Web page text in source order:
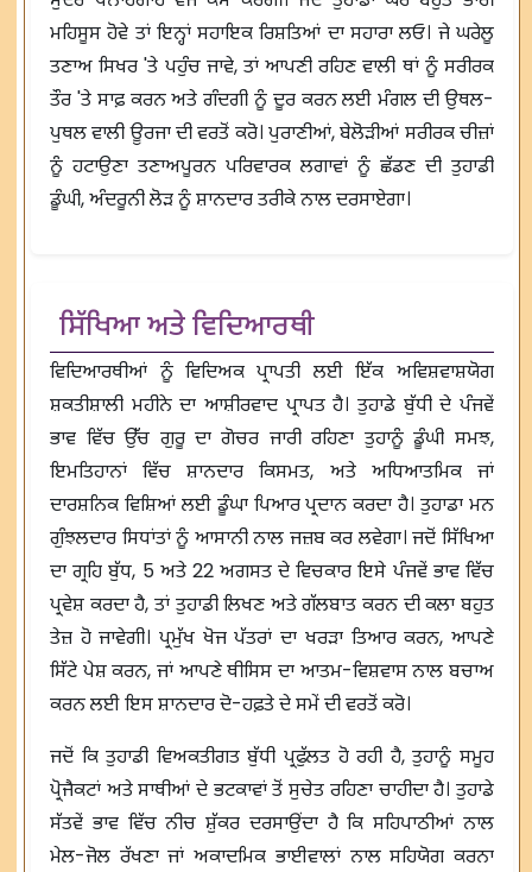
ਮਹਿਸੂਸ ਹੋਵੇ ਤਾਂ ਇਨ੍ਹਾਂ ਸਹਾਇਕ ਰਿਸ਼ਤਿਆਂ ਦਾ ਸਹਾਰਾ ਲਓ। ਜੇ ਘਰੇਲੂ
ਤਣਾਅ ਸਿਖਰ 'ਤੇ ਪਹੁੰਚ ਜਾਵੇ, ਤਾਂ ਆਪਣੀ ਰਹਿਣ ਵਾਲੀ ਥਾਂ ਨੂੰ ਸਰੀਰਕ
ਤੌਰ 'ਤੇ ਸਾਫ਼ ਕਰਨ ਅਤੇ ਗੰਦਗੀ ਨੂੰ ਦੂਰ ਕਰਨ ਲਈ ਮੰਗਲ ਦੀ ਉਥਲ-
ਪੁਥਲ ਵਾਲੀ ਊਰਜਾ ਦੀ ਵਰਤੋਂ ਕਰੋ। ਪੁਰਾਣੀਆਂ, ਬੇਲੋੜੀਆਂ ਸਰੀਰਕ ਚੀਜ਼ਾਂ
ਨੂੰ ਹਟਾਉਣਾ ਤਣਾਅਪੂਰਨ ਪਰਿਵਾਰਕ ਲਗਾਵਾਂ ਨੂੰ ਛੱਡਣ ਦੀ ਤੁਹਾਡੀ
ਡੂੰਘੀ, ਅੰਦਰੂਨੀ ਲੋੜ ਨੂੰ ਸ਼ਾਨਦਾਰ ਤਰੀਕੇ ਨਾਲ ਦਰਸਾਏਗਾ।
ਸਿੱਖਿਆ ਅਤੇ ਵਿਦਿਆਰਥੀ
ਵਿਦਿਆਰਥੀਆਂ ਨੂੰ ਵਿਦਿਅਕ ਪ੍ਰਾਪਤੀ ਲਈ ਇੱਕ ਅਵਿਸ਼ਵਾਸ਼ਯੋਗ
ਸ਼ਕਤੀਸ਼ਾਲੀ ਮਹੀਨੇ ਦਾ ਆਸ਼ੀਰਵਾਦ ਪ੍ਰਾਪਤ ਹੈ। ਤੁਹਾਡੇ ਬੁੱਧੀ ਦੇ ਪੰਜਵੇਂ
ਭਾਵ ਵਿੱਚ ਉੱਚ ਗੁਰੂ ਦਾ ਗੋਚਰ ਜਾਰੀ ਰਹਿਣਾ ਤੁਹਾਨੂੰ ਡੂੰਘੀ ਸਮਝ,
ਇਮਤਿਹਾਨਾਂ ਵਿੱਚ ਸ਼ਾਨਦਾਰ ਕਿਸਮਤ, ਅਤੇ ਅਧਿਆਤਮਿਕ ਜਾਂ
ਦਾਰਸ਼ਨਿਕ ਵਿਸ਼ਿਆਂ ਲਈ ਡੂੰਘਾ ਪਿਆਰ ਪ੍ਰਦਾਨ ਕਰਦਾ ਹੈ। ਤੁਹਾਡਾ ਮਨ
ਗੁੰਝਲਦਾਰ ਸਿਧਾਂਤਾਂ ਨੂੰ ਆਸਾਨੀ ਨਾਲ ਜਜ਼ਬ ਕਰ ਲਵੇਗਾ। ਜਦੋਂ ਸਿੱਖਿਆ
ਦਾ ਗ੍ਰਹਿ ਬੁੱਧ, 5 ਅਤੇ 22 ਅਗਸਤ ਦੇ ਵਿਚਕਾਰ ਇਸੇ ਪੰਜਵੇਂ ਭਾਵ ਵਿੱਚ
ਪ੍ਰਵੇਸ਼ ਕਰਦਾ ਹੈ, ਤਾਂ ਤੁਹਾਡੀ ਲਿਖਣ ਅਤੇ ਗੱਲਬਾਤ ਕਰਨ ਦੀ ਕਲਾ ਬਹੁਤ
ਤੇਜ਼ ਹੋ ਜਾਵੇਗੀ। ਪ੍ਰਮੁੱਖ ਖੋਜ ਪੱਤਰਾਂ ਦਾ ਖਰੜਾ ਤਿਆਰ ਕਰਨ, ਆਪਣੇ
ਸਿੱਟੇ ਪੇਸ਼ ਕਰਨ, ਜਾਂ ਆਪਣੇ ਥੀਸਿਸ ਦਾ ਆਤਮ-ਵਿਸ਼ਵਾਸ ਨਾਲ ਬਚਾਅ
ਕਰਨ ਲਈ ਇਸ ਸ਼ਾਨਦਾਰ ਦੋ-ਹਫ਼ਤੇ ਦੇ ਸਮੇਂ ਦੀ ਵਰਤੋਂ ਕਰੋ।
ਜਦੋਂ ਕਿ ਤੁਹਾਡੀ ਵਿਅਕਤੀਗਤ ਬੁੱਧੀ ਪ੍ਰਫੁੱਲਤ ਹੋ ਰਹੀ ਹੈ, ਤੁਹਾਨੂੰ ਸਮੂਹ
ਪ੍ਰੋਜੈਕਟਾਂ ਅਤੇ ਸਾਥੀਆਂ ਦੇ ਭਟਕਾਵਾਂ ਤੋਂ ਸੁਚੇਤ ਰਹਿਣਾ ਚਾਹੀਦਾ ਹੈ। ਤੁਹਾਡੇ
ਸੱਤਵੇਂ ਭਾਵ ਵਿੱਚ ਨੀਚ ਸ਼ੁੱਕਰ ਦਰਸਾਉਂਦਾ ਹੈ ਕਿ ਸਹਿਪਾਠੀਆਂ ਨਾਲ
ਮੇਲ-ਜੋਲ ਰੱਖਣਾ ਜਾਂ ਅਕਾਦਮਿਕ ਭਾਈਵਾਲਾਂ ਨਾਲ ਸਹਿਯੋਗ ਕਰਨਾ